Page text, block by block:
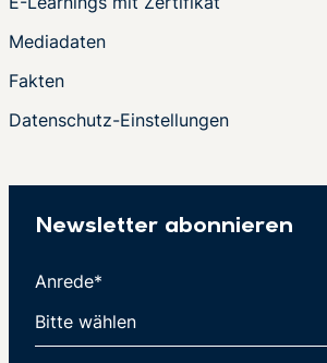
Mediadaten
Fakten
Datenschutz-Einstellungen
Newsletter abonnieren
Anrede*